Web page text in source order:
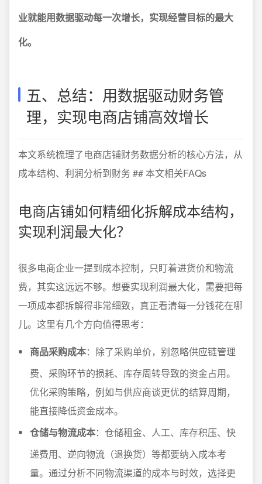
业就能用数据驱动每一次增长，实现经营目标的最大
化。
五、总结：用数据驱动财务管
理，实现电商店铺高效增长
本文系统梳理了电商店铺财务数据分析的核心方法，从
成本结构、利润分析到财务 ## 本文相关FAQs
电商店铺如何精细化拆解成本结构，
实现利润最大化？
很多电商企业一提到成本控制，只盯着进货价和物流
费，其实这远远不够。想要实现利润最大化，需要把每
一项成本都拆解得非常细致，真正看清每一分钱花在哪
儿。这里有几个方向值得思考：
商品采购成本：除了采购单价，别忽略供应链管理
费、采购环节的损耗、库存周转导致的资金占用。
优化采购策略，例如与供应商谈更优的结算周期，
能直接降低资金成本。
仓储与物流成本：仓储租金、人工、库存积压、快
递费用、逆向物流（退换货）等都要纳入成本考
量。通过分析不同物流渠道的成本与时效，选择更